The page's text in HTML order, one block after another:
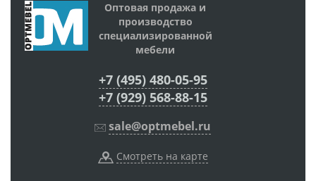
Оптовая продажа и
производство
специализированной
мебели
+7 (495) 480-05-95
+7 (929) 568-88-15
sale@optmebel.ru
Смотреть на карте